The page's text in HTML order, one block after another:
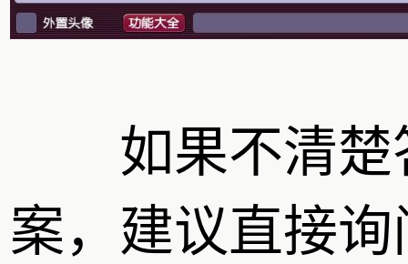
如果不清楚
案，建议直接询